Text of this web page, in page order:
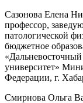
Сазонова Елена
профессор,
патологической
бюджетное
университет»
Федерации, г.
Смирнова Ольга